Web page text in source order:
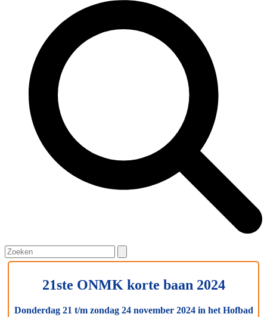
Open
mobile
Close
mobile
Search
21ste ONMK korte baan 2024
Donderdag 21 t/m zondag 24 november 2024 in het Hofbad